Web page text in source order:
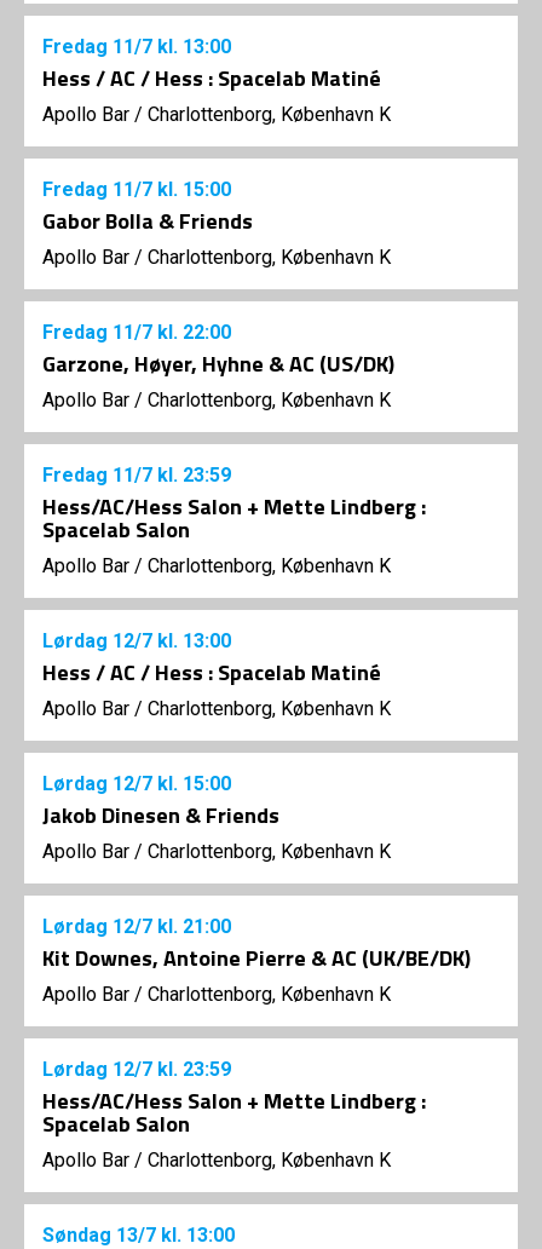
Fredag 11/7 kl. 13:00
Hess / AC / Hess : Spacelab Matiné
Apollo Bar / Charlottenborg, København K
Fredag 11/7 kl. 15:00
Gabor Bolla & Friends
Apollo Bar / Charlottenborg, København K
Fredag 11/7 kl. 22:00
Garzone, Høyer, Hyhne & AC (US/DK)
Apollo Bar / Charlottenborg, København K
Fredag 11/7 kl. 23:59
Hess/AC/Hess Salon + Mette Lindberg :
Spacelab Salon
Apollo Bar / Charlottenborg, København K
Lørdag 12/7 kl. 13:00
Hess / AC / Hess : Spacelab Matiné
Apollo Bar / Charlottenborg, København K
Lørdag 12/7 kl. 15:00
Jakob Dinesen & Friends
Apollo Bar / Charlottenborg, København K
Lørdag 12/7 kl. 21:00
Kit Downes, Antoine Pierre & AC (UK/BE/DK)
Apollo Bar / Charlottenborg, København K
Lørdag 12/7 kl. 23:59
Hess/AC/Hess Salon + Mette Lindberg :
Spacelab Salon
Apollo Bar / Charlottenborg, København K
Søndag 13/7 kl. 13:00